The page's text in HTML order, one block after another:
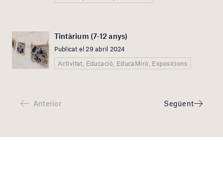
Tintàrium (7-12 anys)
Publicat el 29 abril 2024
Activitat, Educació, EducaMiró, Exposicions
Anterior Següent